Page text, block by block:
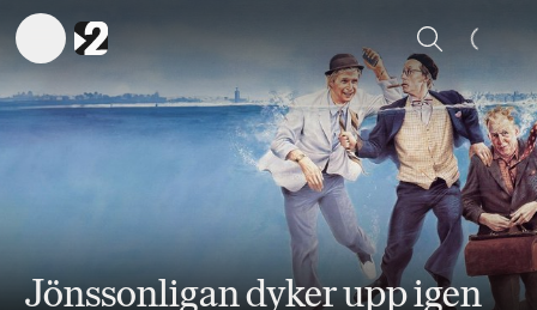
Sök
Jönssonligan dyker upp igen